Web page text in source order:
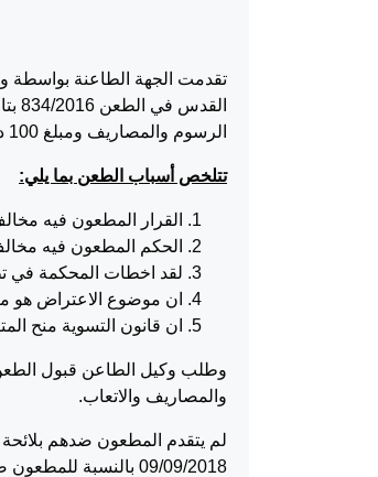
الرسوم والمصاريف ومبلغ 100 دينار اتعاب محاماة.
تتلخص أسباب الطعن بما يلي:
القرار المطعون فيه
الحكم المطعون فيه مخالف للاصول
لقد اخطات المحكمة في
ان موضوع الاعتراض هو
ان قانون التسوية منح
وطلب وكيل الطاعن قبول
والمصاريف والاتعاب.
09/09/2018 بالنسبة للمطعون ضده الثاني.